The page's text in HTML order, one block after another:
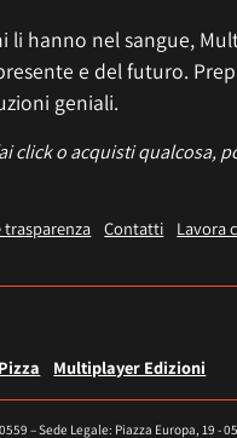
hanno nel sangue,
e del futuro.
geniali.
click o acquisti qualcosa,
trasparenza Contatti Lavora
Multiplayer Edizioni
– Sede Legale: Piazza Europa, 19 -